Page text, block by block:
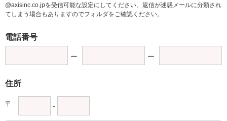
@axisinc.co.jpを受信可能な設定にしてください。返信が迷惑メールに分類され
てしまう場合もありますのでフォルダをご確認ください。
電話番号
住所
〒 -